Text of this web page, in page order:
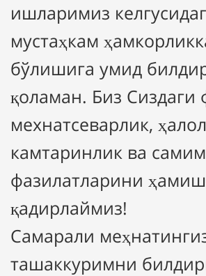
ишларимиз
мустаҳкам
бўлишига умид
қоламан. Биз Сиздаги
мехнатсеварлик,
камтаринлик ва
фазилатларини
қадирлаймиз!
Самарали
ташаккуримни